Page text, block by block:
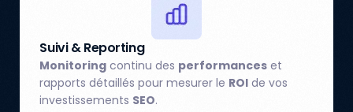
Suivi & Reporting
Monitoring continu des performances et
rapports détaillés pour mesurer le ROI de vos
investissements SEO.